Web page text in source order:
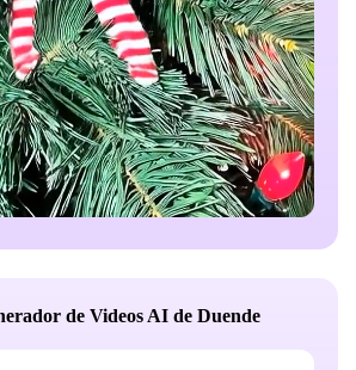
de Videos AI de Duende